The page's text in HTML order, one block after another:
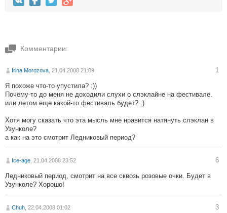
Комментарии:
Irina Morozova, 21.04.2008 21:09 1
Я похоже что-то упустила? :))
Почему-то до меня не доходили слухи о слэклайне на фестивале.
или летом еще какой-то фестиваль будет? :)
Хотя могу сказать что эта мысль мне нравится натянуть слэклан в
Узунколе?
а как на это смотрит Ледниковый период?
Ice-age, 21.04.2008 23:52 6
Ледниковый период, смотрит на все сквозь розовые очки. Будет в
Узунколе? Хорошо!
Chuh, 22.04.2008 01:02 3